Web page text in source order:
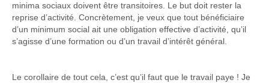
minima sociaux doivent être transitoires. Le but doit rester la
reprise d’activité. Concrètement, je veux que tout bénéficiaire
d’un minimum social ait une obligation effective d’activité, qu’il
s’agisse d’une formation ou d’un travail d’intérêt général.
Le corollaire de tout cela, c’est qu’il faut que le travail paye ! Je